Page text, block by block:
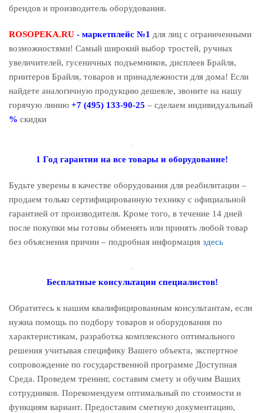
брендов и производитель оборудования.
ROSOPEKA.RU - маркетплейс №1 для лиц с ограниченными
возможностями! Самый широкий выбор тростей, ручных
увеличителей, гусеничных подъемников, дисплеев Брайля,
принтеров Брайля, товаров и принадлежности для дома! Если
найдете аналогичную продукцию дешевле, звоните на нашу
горячую линию +7 (495) 133-90-25 – сделаем индивидуальный
% скидки
1 Год гарантии на все товары и оборудование!
Будьте уверены в качестве оборудования для реабилитации –
продаем только сертифицированную технику с официальной
гарантией от производителя. Кроме того, в течение 14 дней
после покупки мы готовы обменять или принять любой товар
без объяснения причин – подробная информация здесь
Бесплатные консультации специалистов!
Обратитесь к нашим квалифицированным консультантам, если
нужна помощь по подбору товаров и оборудования по
характеристикам, разработка комплексного оптимального
решения учитывая специфику Вашего объекта, экспертное
сопровождение по государственной программе Доступная
Среда. Проведем тренинг, составим смету и обучим Ваших
сотрудников. Порекомендуем оптимальный по стоимости и
функциям вариант. Предоставим сметную документацию,